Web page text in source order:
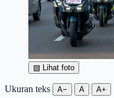
▧ Lihat foto
Ukuran teks A− A A+